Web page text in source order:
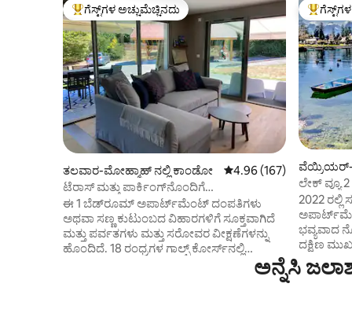
ಗೆಸ್ಟ್‌ಗಳಿಗೆ ಅತಿ ಹೆಚ್ಚು ಅಚ್ಚುಮೆಚ್ಚಿನದು
ಗೆಸ್ಟ್‌ಗಳ ಅಚ್ಚುಮೆಚ್ಚಿನದು
ತಲವಾರ-ಮೋಹ್ಮಾಹ್ ನಲ್ಲಿ ಕಾಂಡೋ 5 ರಲ್ಲಿ 4.96 ಸರಾಸರಿ
4.96 (167)
ಟೆರಾಸ್ ಮತ್ತು ಪಾರ್ಕಿಂಗ್‌ನೊಂದಿಗೆ
ಆರಾಮದಾಯಕವಾದ 55 ಮೀ 2 ನವೀಕರಿಸಲಾಗಿದೆ
ಈ 1 ಬೆಡ್‌ರೂಮ್ ಅಪಾರ್ಟ್‌ಮೆಂಟ್ ದಂಪತಿಗಳು
ಅಥವಾ ಸಣ್ಣ ಕುಟುಂಬದ ವಿಹಾರಗಳಿಗೆ ಸೂಕ್ತವಾಗಿದೆ
ಮತ್ತು ಪರ್ವತಗಳು ಮತ್ತು ಸರೋವರ ವೀಕ್ಷಣೆಗಳನ್ನು
ಹೊಂದಿದೆ. 18 ರಂಧ್ರಗಳ ಗಾಲ್ಫ್ ಕೋರ್ಸ್‌ನಲ್ಲಿ
ಟ್ಯಾಲೋಯರ್ಸ್‌ನಲ್ಲಿ (ವಿಶ್ವದ 1000 ಅತ್ಯಂತ ಸುಂದರ
ಹಳ್ಳಿಗಳಲ್ಲಿ ಒಂದಾಗಿದೆ) ಇದೆ, ನೀವು 2 ಟೆರಾಸ್‌ಗಳಿಂದ
ಗೆಸ್ಟ್‌ಗಳಿಗೆ
ವೆಯ್ರಿಯರ್-
ಲೇಕ್ ವ್ಯೂ
ಲ್ಯಾಕ್
2022
ಭವ್ಯವಾದ
ದಕ್ಷಿಣ
ಅನ್ನೆಸಿ